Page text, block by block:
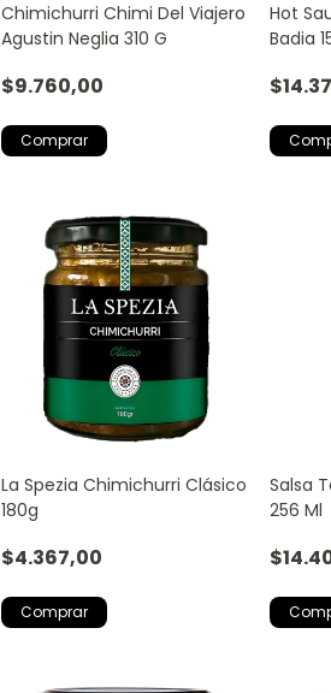
Chimichurri Chimi Del Viajero
Agustin Neglia 310 G
$9.760,00
Hot
Badia
La Spezia Chimichurri Clásico
180g
$4.367,00
Salsa
256 Ml